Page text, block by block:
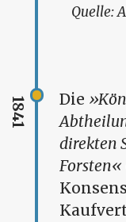
1841 Die
direkten
Forsten